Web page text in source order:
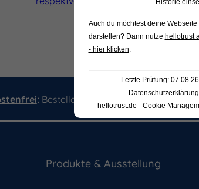
: Bestellen Sie jetzt unseren
Produkte & Ausstellung
Historie
Auch du möchtest deine
darstellen? Dann nutze hellotrust
- hier klicken.
Letzte Prüfung:
Datenschutzerklärung
hellotrust.de - Cookie